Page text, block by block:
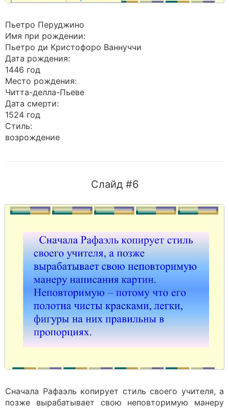
Пьетро Перуджино
Имя при рождении:
Пьетро ди Кристофоро Ваннуччи
Дата рождения:
1446 год
Место рождения:
Читта-делла-Пьеве
Дата смерти:
1524 год
Стиль:
возрождение
Слайд #6
Сначала Рафаэль копирует стиль своего учителя, а
позже вырабатывает свою неповторимую манеру